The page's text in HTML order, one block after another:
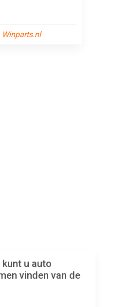
Winparts.nl
u auto
vinden van de